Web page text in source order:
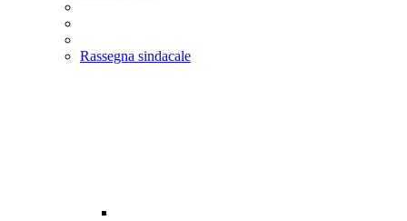
Rassegna sindacale